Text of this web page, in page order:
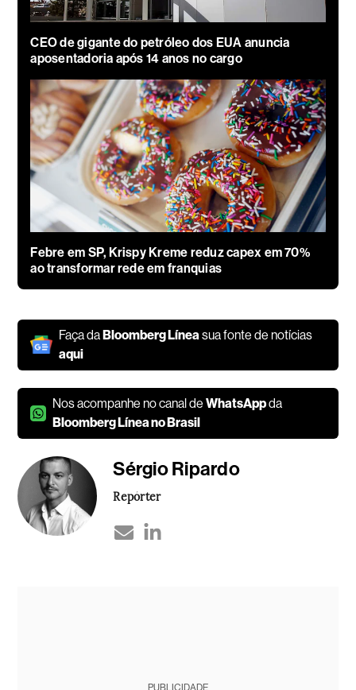
CEO de gigante do petróleo dos EUA anuncia
aposentadoria após 14 anos no cargo
Febre em SP, Krispy Kreme reduz capex em 70%
ao transformar rede em franquias
Faça daBloomberg Línea sua fonte de notícias
aqui
Nos acompanhe no canal deWhatsAppda
Bloomberg Línea no Brasil
Sérgio Ripardo
Repórter
PUBLICIDADE